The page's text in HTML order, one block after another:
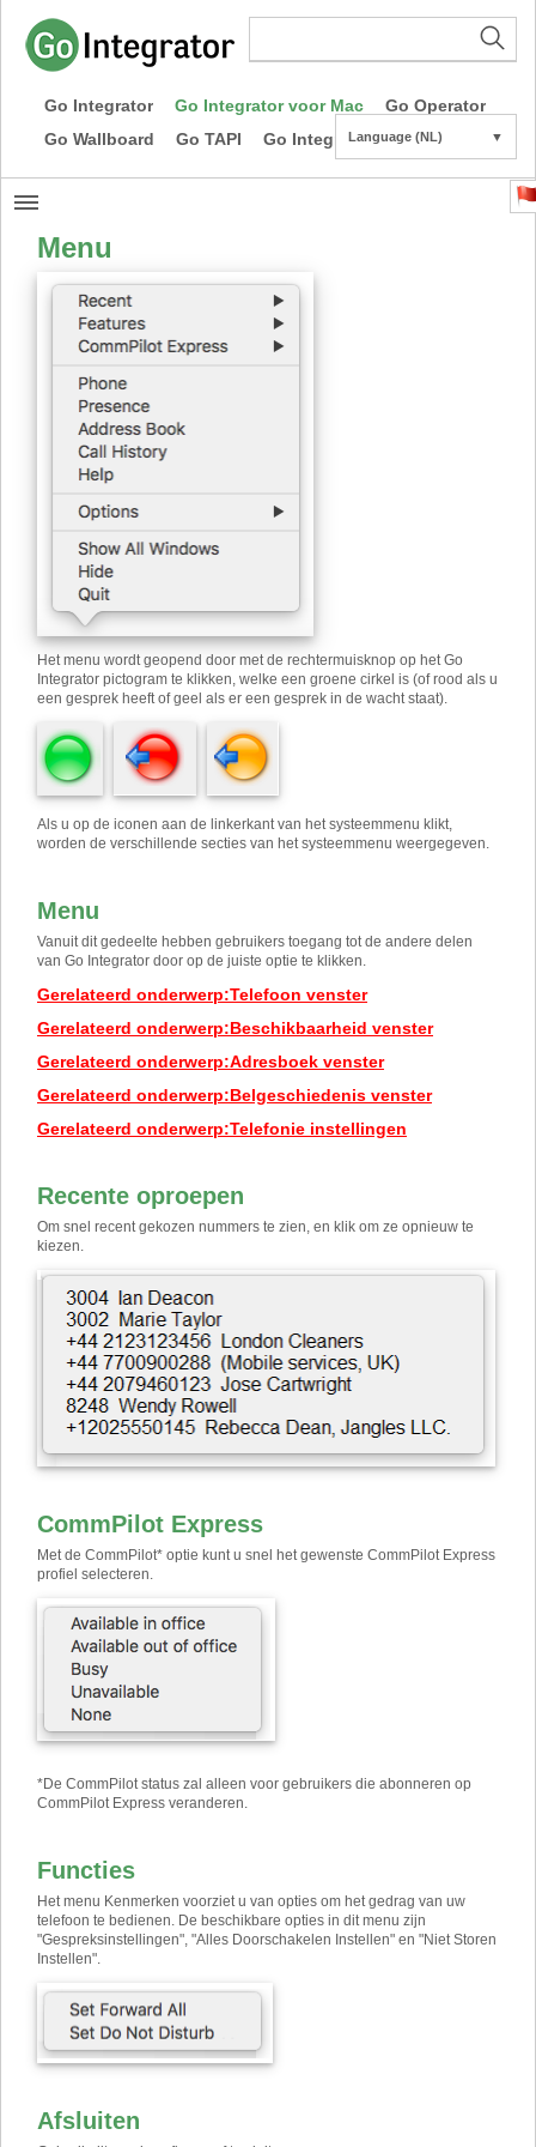
Go Integrator Go Integrator voor Mac
Go Operator
Go Wallboard
Go TAPI Go Integrator CE
Language (NL) ▼
Menu
Het menu wordt geopend door met de rechtermuisknop op het Go
Integrator pictogram te klikken, welke een groene cirkel is (of rood als u
een gesprek heeft of geel als er een gesprek in de wacht staat).
Als u op de iconen aan de linkerkant van het systeemmenu klikt,
worden de verschillende secties van het systeemmenu weergegeven.
Menu
Vanuit dit gedeelte hebben gebruikers toegang tot de andere delen
van Go Integrator door op de juiste optie te klikken.
Gerelateerd onderwerp:Telefoon venster
Gerelateerd onderwerp:Beschikbaarheid venster
Gerelateerd onderwerp:Adresboek venster
Gerelateerd onderwerp:Belgeschiedenis venster
Gerelateerd onderwerp:Telefonie instellingen
Recente oproepen
Om snel recent gekozen nummers te zien, en klik om ze opnieuw te
kiezen.
CommPilot Express
Met de CommPilot* optie kunt u snel het gewenste CommPilot Express
profiel selecteren.
*De CommPilot status zal alleen voor gebruikers die abonneren op
CommPilot Express veranderen.
Functies
Het menu Kenmerken voorziet u van opties om het gedrag van uw
telefoon te bedienen. De beschikbare opties in dit menu zijn
"Gespreksinstellingen", "Alles Doorschakelen Instellen" en "Niet Storen
Instellen".
Afsluiten